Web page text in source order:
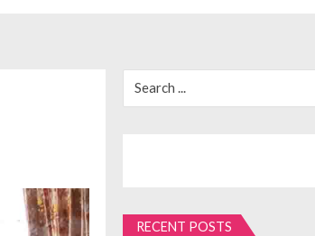
for:
RECENT POSTS